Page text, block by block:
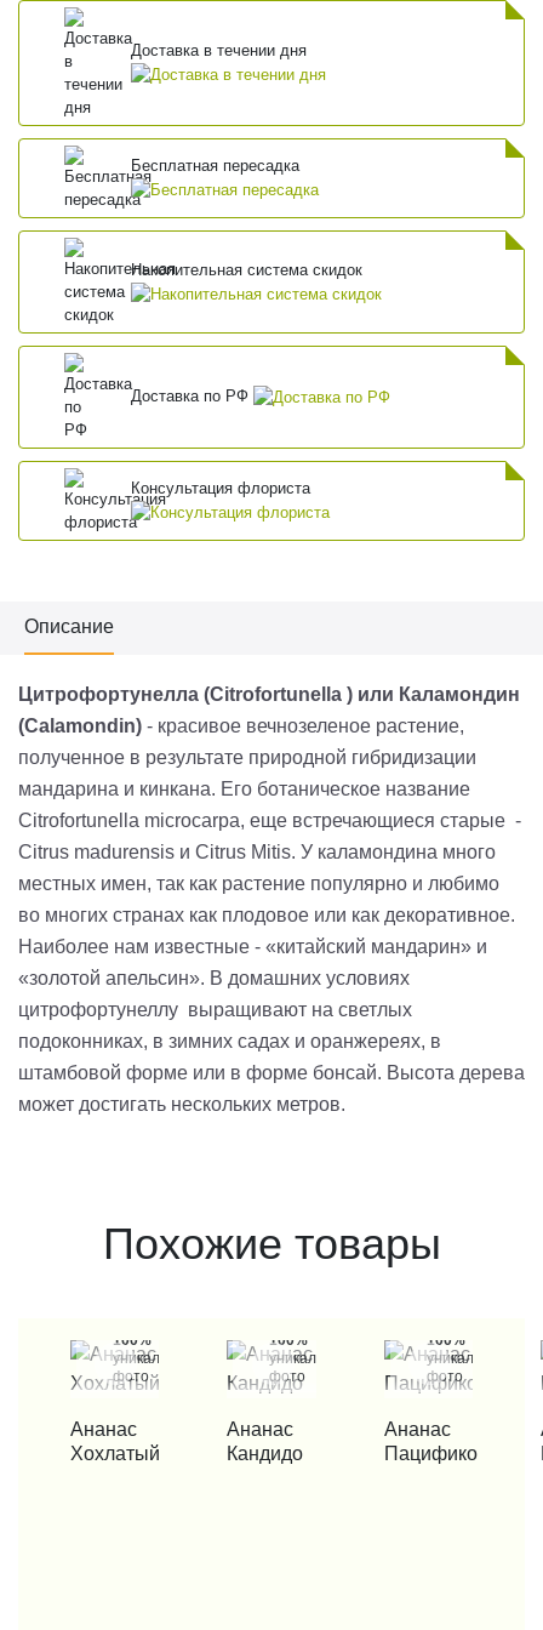
Доставка в течении дня
Бесплатная пересадка
Накопительная система скидок
Доставка по РФ
Консультация флориста
Описание
Цитрофортунелла (Citrofortunella ) или Каламондин
(Calamondin) - красивое вечнозеленое растение,
полученное в результате природной гибридизации
мандарина и кинкана. Его ботаническое название
Citrofortunella microcarpa, еще встречающиеся старые -
Citrus madurensis и Citrus Mitis. У каламондина много
местных имен, так как растение популярно и любимо
во многих странах как плодовое или как декоративное.
Наиболее нам известные - «китайский мандарин» и
«золотой апельсин». В домашних условиях
цитрофортунеллу выращивают на светлых
подоконниках, в зимних садах и оранжереях, в
штамбовой форме или в форме бонсай. Высота дерева
может достигать нескольких метров.
Похожие товары
100%
уникальные
фото
КУПИТЬ В 1 КЛИК
Ананас
Хохлатый
100%
уникальные
фото
КУПИТЬ В 1 КЛИК
Ананас
Кандидо
100%
уникальные
фото
КУПИТЬ В 1 КЛИК
Ананас
Пацифико